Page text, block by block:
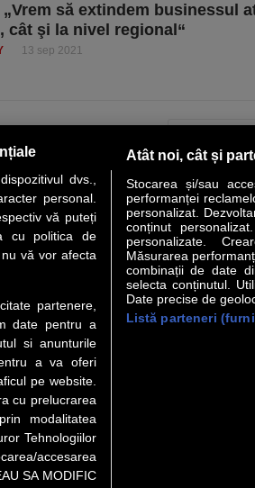
să extindem businessul
cât şi la nivel regional“
13 sep 2021
STORY LIDERI ANALIZE HI-TECH
print
Politica de confidentialitate
Termeni si conditii
About cookies
dvs.,
personal.
vă puteți
cu politica de
vă vor afecta
partenere,
date pentru a
si anunturile
a va oferi
pe website.
cu prelucrarea
modalitatea
Tehnologiilor
accesarea
SA MODIFIC
Atât noi, cât și
Stocarea și/sau
performanței
personalizat.
conținut
personalizate.
Măsurarea
combinații de date
selecta conținutul.
Date precise de
Listă parteneri